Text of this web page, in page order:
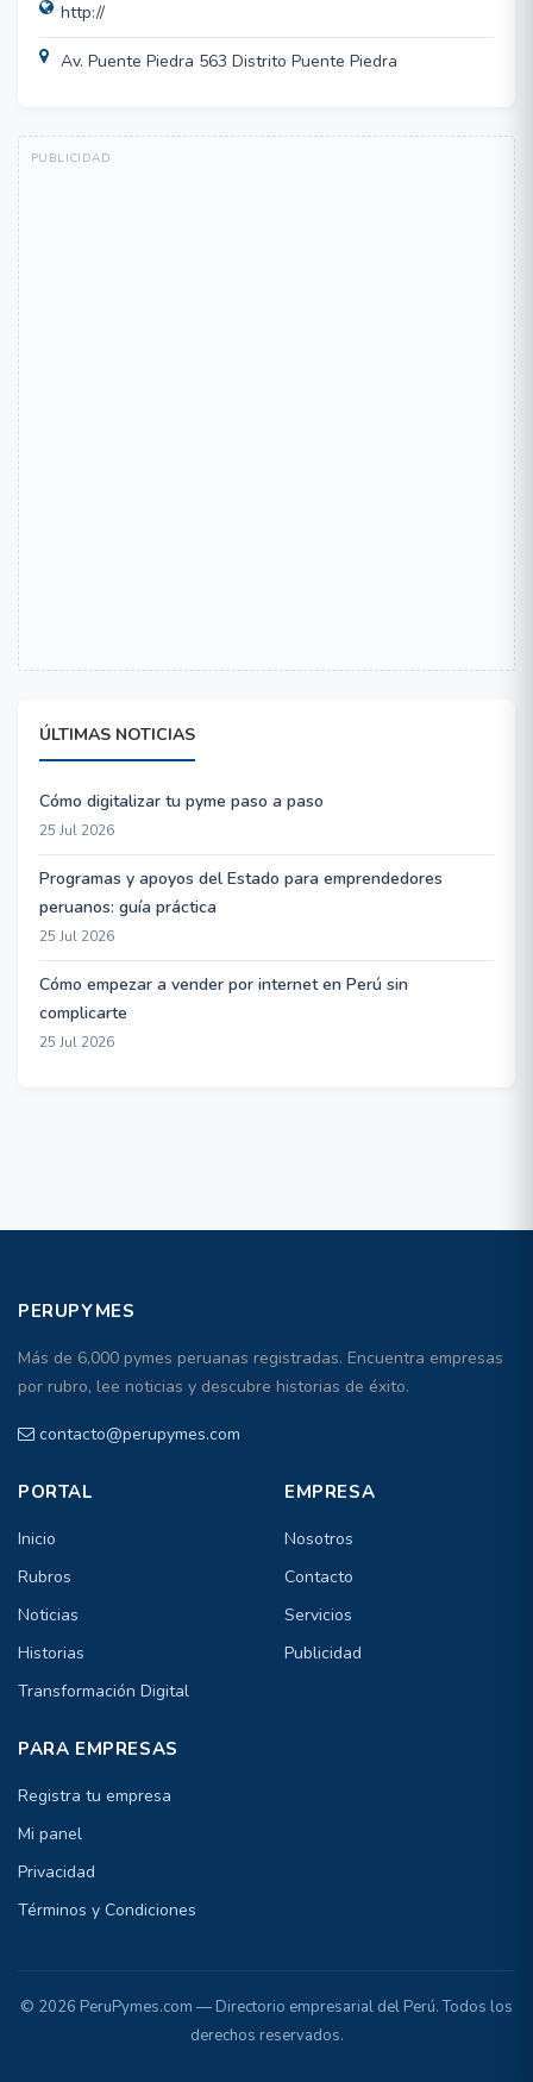
http://
Av. Puente Piedra 563 Distrito Puente Piedra
ÚLTIMAS NOTICIAS
Cómo digitalizar tu pyme paso a paso
25 Jul 2026
Programas y apoyos del Estado para emprendedores
peruanos: guía práctica
25 Jul 2026
Cómo empezar a vender por internet en Perú sin
complicarte
25 Jul 2026
PERUPYMES
Más de 6,000 pymes peruanas registradas. Encuentra empresas
por rubro, lee noticias y descubre historias de éxito.
contacto@perupymes.com
PORTAL
Inicio
Rubros
Noticias
Historias
Transformación Digital
EMPRESA
Nosotros
Contacto
Servicios
Publicidad
PARA EMPRESAS
Registra tu empresa
Mi panel
Privacidad
Términos y Condiciones
© 2026 PeruPymes.com — Directorio empresarial del Perú. Todos los
derechos reservados.